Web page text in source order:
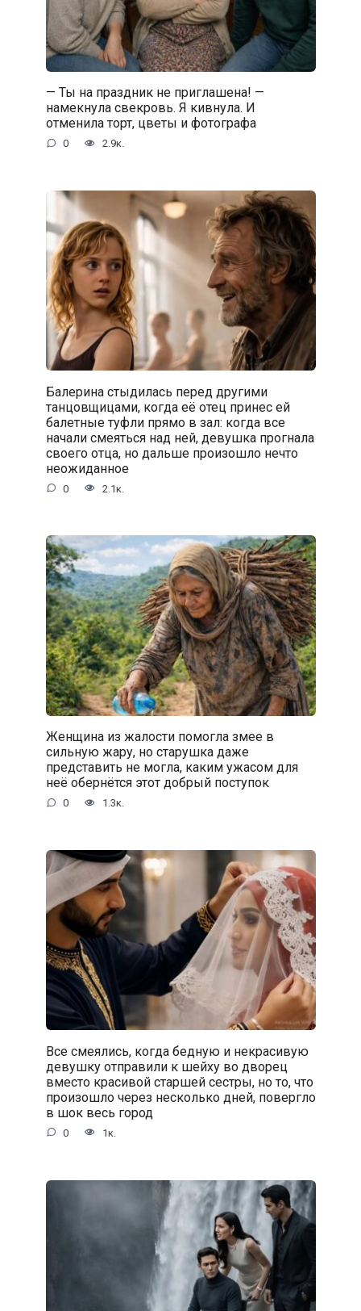
— Ты на праздник не приглашена! —
намекнула свекровь. Я кивнула. И
отменила торт, цветы и фотографа
0 2.9к.
Балерина стыдилась перед другими
танцовщицами, когда её отец принес ей
балетные туфли прямо в зал: когда все
начали смеяться над ней, девушка прогнала
своего отца, но дальше произошло нечто
неожиданное
0 2.1к.
Женщина из жалости помогла змее в
сильную жару, но старушка даже
представить не могла, каким ужасом для
неё обернётся этот добрый поступок
0 1.3к.
Все смеялись, когда бедную и некрасивую
девушку отправили к шейху во дворец
вместо красивой старшей сестры, но то, что
произошло через несколько дней, повергло
в шок весь город
0 1к.